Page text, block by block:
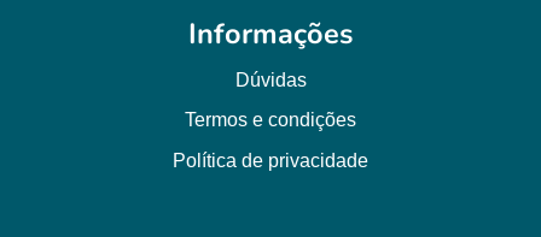
Informações
Dúvidas
Termos e condições
Política de privacidade